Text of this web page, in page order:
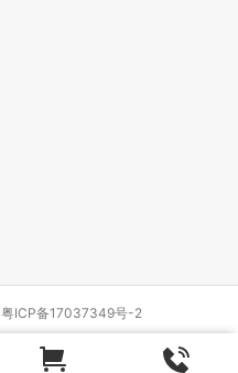
粤ICP备17037349号-2